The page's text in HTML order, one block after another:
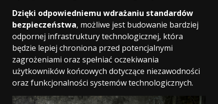
Dzięki odpowiedniemu wdrażaniu standardów
bezpieczeństwa, możliwe jest budowanie bardziej
odpornej infrastruktury technologicznej, która
będzie lepiej chroniona przed potencjalnymi
zagrożeniami oraz spełniać oczekiwania
użytkowników końcowych dotyczące niezawodności
oraz funkcjonalności systemów technologicznych.